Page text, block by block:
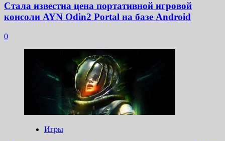
Стала известна цена портативной игровой
консоли AYN Odin2 Portal на базе Android
0
Игры